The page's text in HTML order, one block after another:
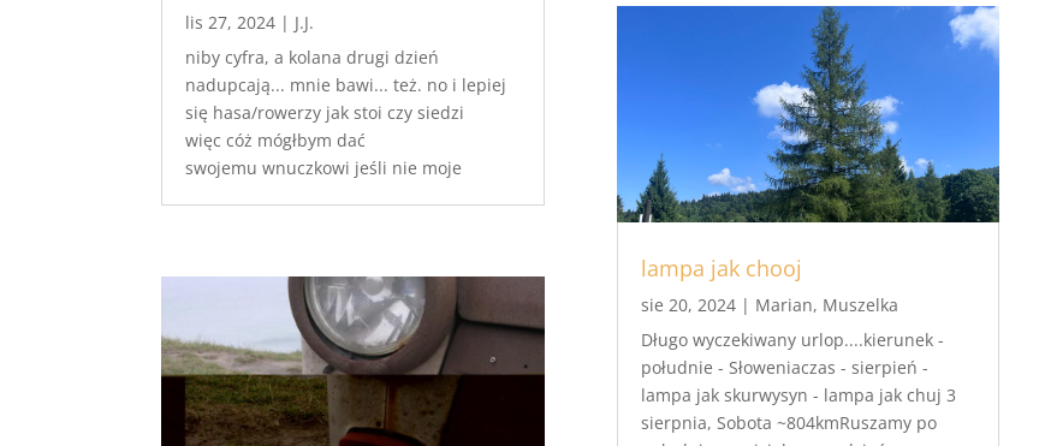
lis 27, 2024 | J.J.
niby cyfra, a kolana drugi dzień
nadupcają... mnie bawi... też. no i lepiej
się hasa/rowerzy jak stoi czy siedzi
więc cóż mógłbym dać
swojemu wnuczkowi jeśli nie moje
lampa jak chooj
sie 20, 2024| Marian, Muszelka
Długo wyczekiwany urlop....kierunek -
południe - Słoweniaczas - sierpień -
lampa jak skurwysyn - lampa jak chuj 3
sierpnia, Sobota ~804kmRuszamy po